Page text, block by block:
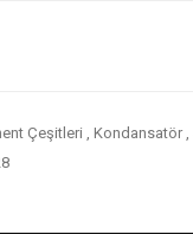
Çeşitleri , Kondansatör ,